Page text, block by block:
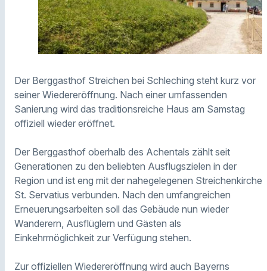
Der Berggasthof Streichen bei Schleching steht kurz vor
seiner Wiedereröffnung. Nach einer umfassenden
Sanierung wird das traditionsreiche Haus am Samstag
offiziell wieder eröffnet.
Der Berggasthof oberhalb des Achentals zählt seit
Generationen zu den beliebten Ausflugszielen in der
Region und ist eng mit der nahegelegenen Streichenkirche
St. Servatius verbunden. Nach den umfangreichen
Erneuerungsarbeiten soll das Gebäude nun wieder
Wanderern, Ausflüglern und Gästen als
Einkehrmöglichkeit zur Verfügung stehen.
Zur offiziellen Wiedereröffnung wird auch Bayerns